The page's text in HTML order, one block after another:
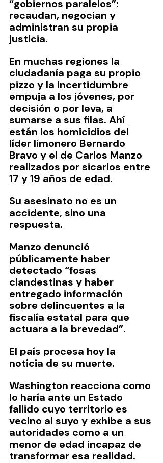
“gobiernos paralelos”:
recaudan, negocian y
administran su propia
justicia.
En muchas regiones la
ciudadanía paga su propio
pizzo y la incertidumbre
empuja a los jóvenes, por
decisión o por leva, a
sumarse a sus filas. Ahí
están los homicidios del
líder limonero Bernardo
Bravo y el de Carlos Manzo
realizados por sicarios entre
17 y 19 años de edad.
Su asesinato no es un
accidente, sino una
respuesta.
Manzo denunció
públicamente haber
detectado “fosas
clandestinas y haber
entregado información
sobre delincuentes a la
fiscalía estatal para que
actuara a la brevedad”.
El país procesa hoy la
noticia de su muerte.
Washington reacciona como
lo haría ante un Estado
fallido cuyo territorio es
vecino al suyo y exhibe a sus
autoridades como a un
menor de edad incapaz de
transformar esa realidad.